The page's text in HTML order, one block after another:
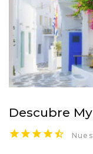
Descubre